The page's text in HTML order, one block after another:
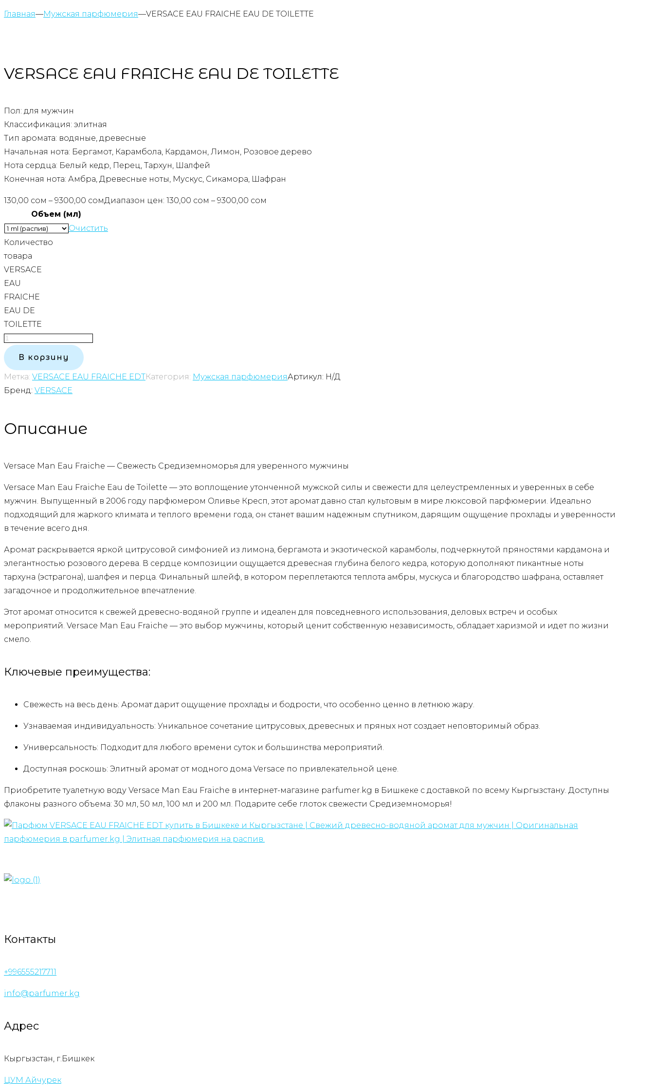
Главная—Мужская парфюмерия—VERSACE EAU FRAICHE EAU DE TOILETTE
VERSACE EAU FRAICHE EAU DE TOILETTE
Пол: для мужчин
Классификация: элитная
Тип аромата: водяные, древесные
Начальная нота: Бергамот, Карамбола, Кардамон, Лимон, Розовое дерево
Нота сердца: Белый кедр, Перец, Тархун, Шалфей
Конечная нота: Амбра, Древесные ноты, Мускус, Сикамора, Шафран
130,00 сом – 9300,00 сомДиапазон цен: 130,00 сом – 9300,00 сом
Объем (мл)
Очистить
Количество
товара
VERSACE
EAU
FRAICHE
EAU DE
TOILETTE
В корзину
Метка: VERSACE EAU FRAICHE EDTКатегория: Мужская парфюмерияАртикул: Н/Д
Бренд: VERSACE
Описание
Versace Man Eau Fraiche — Свежесть Средиземноморья для уверенного мужчины
Versace Man Eau Fraiche Eau de Toilette — это воплощение утонченной мужской силы и свежести для целеустремленных и уверенных в себе
мужчин. Выпущенный в 2006 году парфюмером Оливье Кресп, этот аромат давно стал культовым в мире люксовой парфюмерии. Идеально
подходящий для жаркого климата и теплого времени года, он станет вашим надежным спутником, дарящим ощущение прохлады и уверенности
в течение всего дня.
Аромат раскрывается яркой цитрусовой симфонией из лимона, бергамота и экзотической карамболы, подчеркнутой пряностями кардамона и
элегантностью розового дерева. В сердце композиции ощущается древесная глубина белого кедра, которую дополняют пикантные ноты
тархуна (эстрагона), шалфея и перца. Финальный шлейф, в котором переплетаются теплота амбры, мускуса и благородство шафрана, оставляет
загадочное и продолжительное впечатление.
Этот аромат относится к свежей древесно-водяной группе и идеален для повседневного использования, деловых встреч и особых
мероприятий. Versace Man Eau Fraiche — это выбор мужчины, который ценит собственную независимость, обладает харизмой и идет по жизни
смело.
Ключевые преимущества:
Свежесть на весь день: Аромат дарит ощущение прохлады и бодрости, что особенно ценно в летнюю жару.
Узнаваемая индивидуальность: Уникальное сочетание цитрусовых, древесных и пряных нот создает неповторимый образ.
Универсальность: Подходит для любого времени суток и большинства мероприятий.
Доступная роскошь: Элитный аромат от модного дома Versace по привлекательной цене.
Приобретите туалетную воду Versace Man Eau Fraiche в интернет-магазине parfumer.kg в Бишкеке с доставкой по всему Кыргызстану. Доступны
флаконы разного объема: 30 мл, 50 мл, 100 мл и 200 мл. Подарите себе глоток свежести Средиземноморья!
Контакты
+996555217711
info@parfumer.kg
Адрес
Кыргызстан, г.Бишкек
ЦУМ Айчурек